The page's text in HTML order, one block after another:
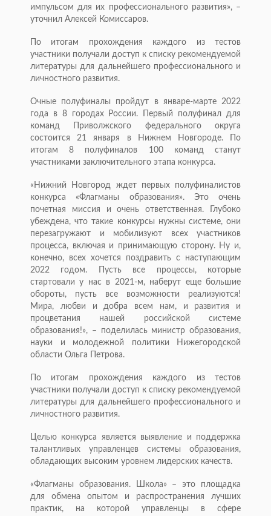
импульсом для их профессионального развития», –
уточнил Алексей Комиссаров.
По итогам прохождения каждого из тестов
участники получали доступ к списку рекомендуемой
литературы для дальнейшего профессионального и
личностного развития.
Очные полуфиналы пройдут в январе-марте 2022
года в 8 городах России. Первый полуфинал для
команд Приволжского федерального округа
состоится 21 января в Нижнем Новгороде. По
итогам 8 полуфиналов 100 команд станут
участниками заключительного этапа конкурса.
«Нижний Новгород ждет первых полуфиналистов
конкурса «Флагманы образования». Это очень
почетная миссия и очень ответственная. Глубоко
убеждена, что такие конкурсы нужны системе, они
перезагружают и мобилизуют всех участников
процесса, включая и принимающую сторону. Ну и,
конечно, всех хочется поздравить с наступающим
2022 годом. Пусть все процессы, которые
стартовали у нас в 2021-м, наберут еще большие
обороты, пусть все возможности реализуются!
Мира, любви и добра всем нам, и развития и
процветания нашей российской системе
образования!», – поделилась министр образования,
науки и молодежной политики Нижегородской
области Ольга Петрова.
По итогам прохождения каждого из тестов
участники получали доступ к списку рекомендуемой
литературы для дальнейшего профессионального и
личностного развития.
Целью конкурса является выявление и поддержка
талантливых управленцев системы образования,
обладающих высоким уровнем лидерских качеств.
«Флагманы образования. Школа» – это площадка
для обмена опытом и распространения лучших
практик, на которой управленцы в сфере